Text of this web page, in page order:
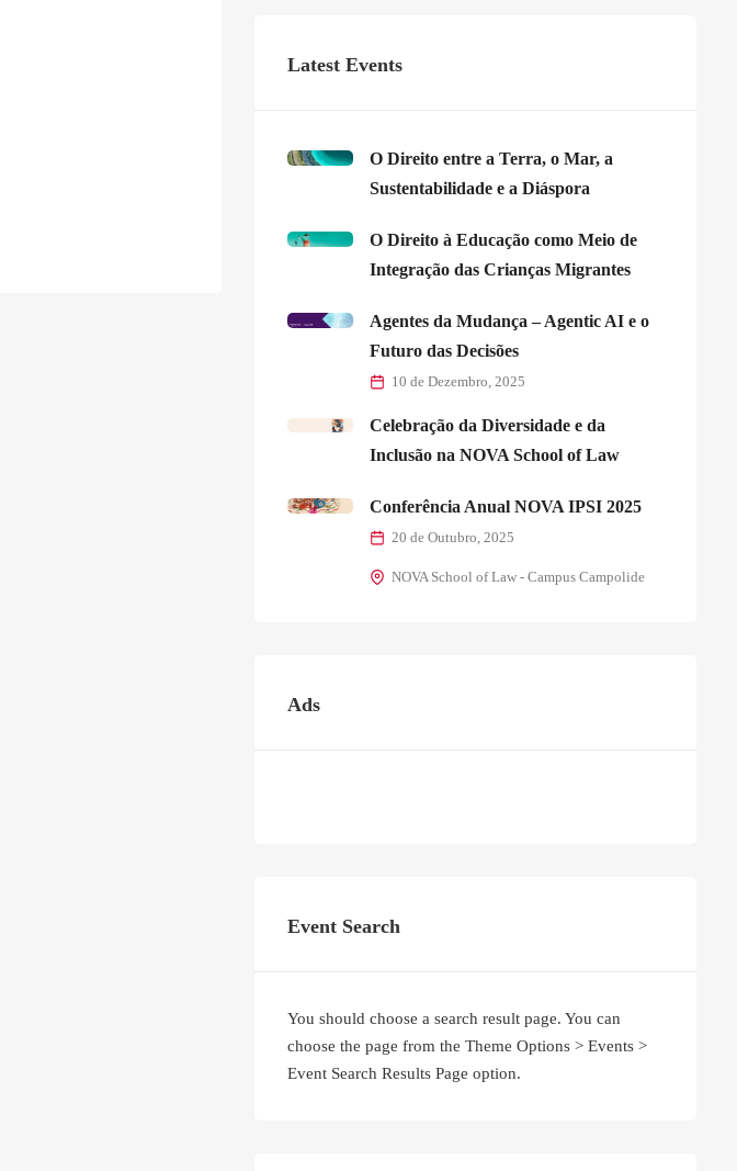
Latest Events
O Direito entre a Terra, o Mar, a
Sustentabilidade e a Diáspora
O Direito à Educação como Meio de
Integração das Crianças Migrantes
Agentes da Mudança – Agentic AI e o
Futuro das Decisões
10 de Dezembro, 2025
Celebração da Diversidade e da
Inclusão na NOVA School of Law
Conferência Anual NOVA IPSI 2025
20 de Outubro, 2025
NOVA School of Law - Campus Campolide
Ads
Event Search
You should choose a search result page. You can
choose the page from the Theme Options > Events >
Event Search Results Page option.